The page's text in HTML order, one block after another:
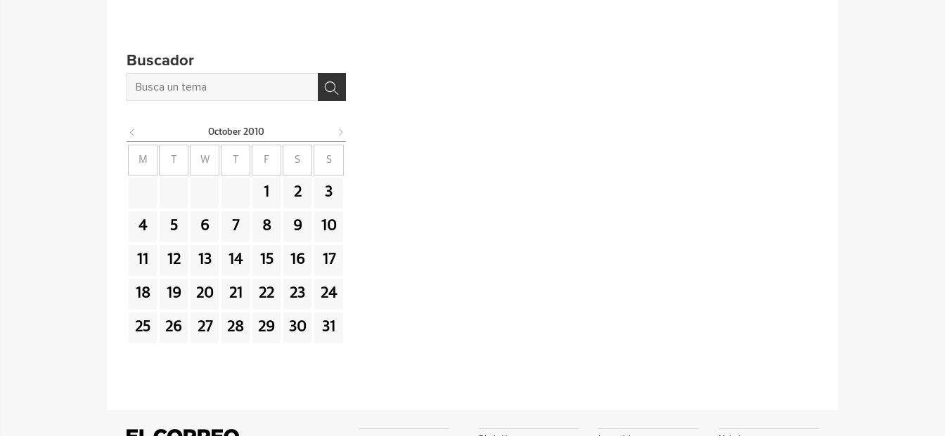
Buscador
October 2010
M W F S S
1 2 3
4 5 6 7 8 9 10
11 12 13 14 15 16 17
18 19 20 21 22 23 24
25 26 27 28 29 30 31